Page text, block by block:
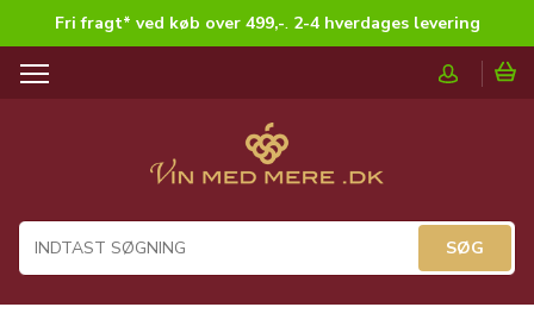
Fri fragt* ved køb over 499,-. 2-4 hverdages levering
T
a
i